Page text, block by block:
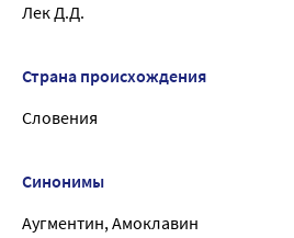
Лек Д.Д.
Страна происхождения
Словения
Синонимы
Аугментин, Амоклавин